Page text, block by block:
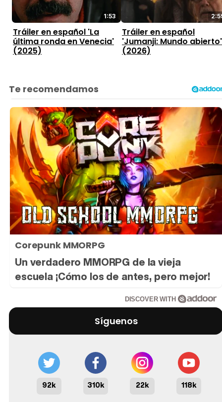
1:53
Tráiler en español 'La
última ronda en Venecia'
(2025)
Tráiler en español
'Jumanji: Mundo abierto'
(2026)
Corepunk MMORPG
Un verdadero MMORPG de la vieja
escuela ¡Cómo los de antes, pero mejor!
DISCOVER WITH
Síguenos
92k 310k 22k 118k